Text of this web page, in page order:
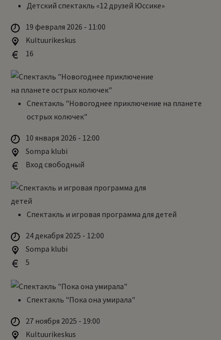
Детский спектакль «12 друзей Юссике»
19 февраля 2026 - 11:00
Kultuurikeskus
16
Спектакль "Новогоднее приключение на планете
острых колючек"
10 января 2026 - 12:00
Sompa klubi
Вход свободный
Спектакль и игровая программа для детей
24 декабря 2025 - 12:00
Sompa klubi
5
Спектакль "Пока она умирала"
27 ноября 2025 - 19:00
Kultuurikeskus